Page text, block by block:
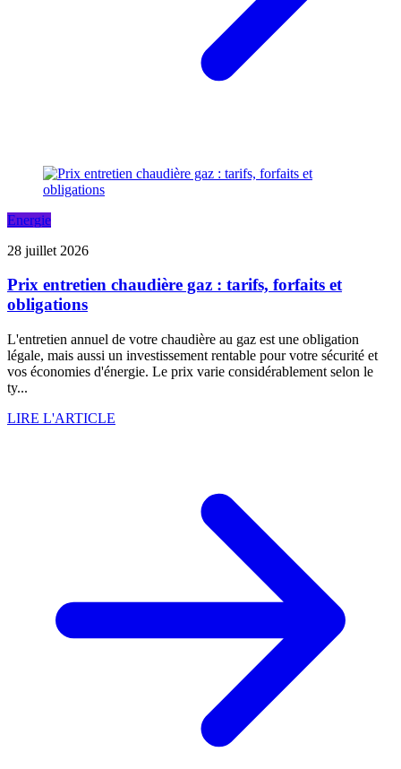
Energie
28 juillet 2026
Prix entretien chaudière gaz : tarifs, forfaits et
obligations
L'entretien annuel de votre chaudière au gaz est une obligation
légale, mais aussi un investissement rentable pour votre sécurité et
vos économies d'énergie. Le prix varie considérablement selon le
ty...
LIRE L'ARTICLE